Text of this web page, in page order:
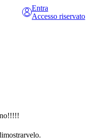
Entra
Accesso riservato